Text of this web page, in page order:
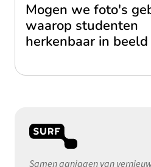
Mogen we foto's
waarop studenten
herkenbaar in beeld
Samen aanjagen van